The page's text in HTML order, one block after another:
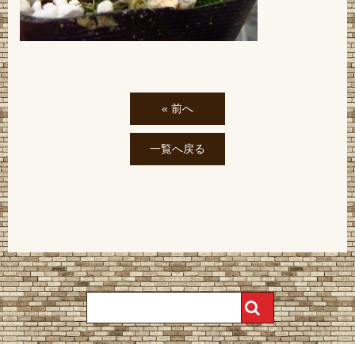
« 前へ
一覧へ戻る